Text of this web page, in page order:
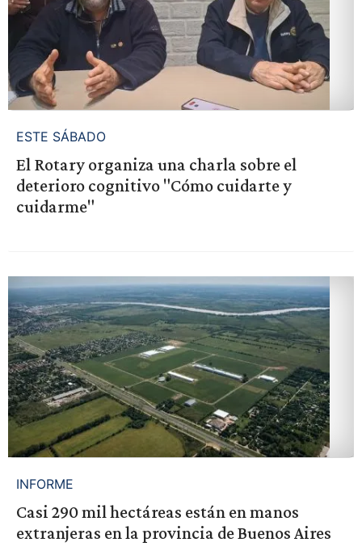
ESTE SÁBADO
El Rotary organiza una charla sobre el
deterioro cognitivo "Cómo cuidarte y
cuidarme"
INFORME
Casi 290 mil hectáreas están en manos
extranjeras en la provincia de Buenos Aires